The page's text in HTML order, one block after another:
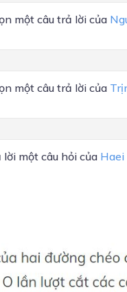
một câu trả lời của
một câu trả lời của
một câu hỏi của Haei